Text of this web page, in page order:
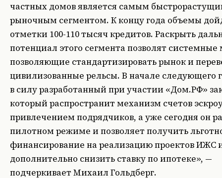
частных домов является самым
рыночным сегментом. К концу года объемы
отметки 100-110 тысяч кредитов. Раскрыть
потенциал этого сегмента позволят
позволяющие стандартизировать рынок и
цивилизованные рельсы. В начале следующего
в силу разработанный при участии «Дом.РФ»
который распространит механизм счетов
привлечением подрядчиков, а уже сегодня он
пилотном режиме и позволяет получить
финансирование на реализацию проектов ИЖС
дополнительно снизить ставку по ипотеке», —
подчеркивает Михаил Гольдберг.